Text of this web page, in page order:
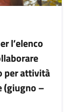
l’elenco
per attività
(giugno –